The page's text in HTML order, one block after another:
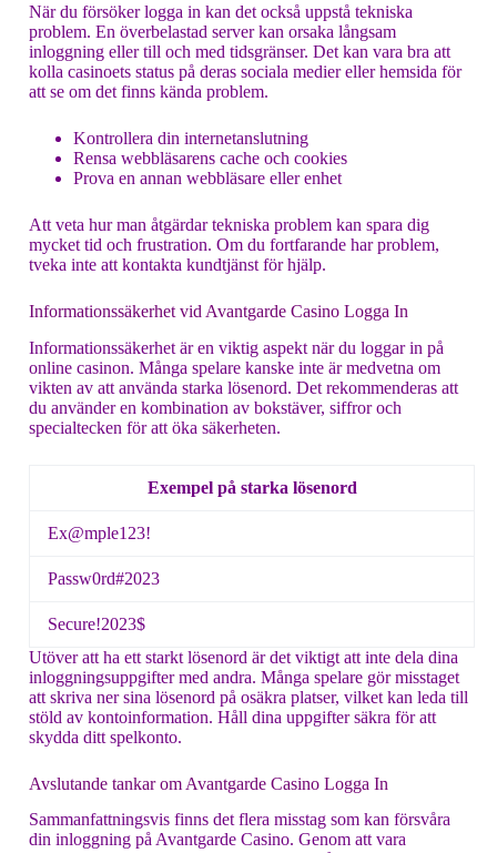
När du försöker logga in kan det också uppstå tekniska
problem. En överbelastad server kan orsaka långsam
inloggning eller till och med tidsgränser. Det kan vara bra att
kolla casinoets status på deras sociala medier eller hemsida för
att se om det finns kända problem.
Kontrollera din internetanslutning
Rensa webbläsarens cache och cookies
Prova en annan webbläsare eller enhet
Att veta hur man åtgärdar tekniska problem kan spara dig
mycket tid och frustration. Om du fortfarande har problem,
tveka inte att kontakta kundtjänst för hjälp.
Informationssäkerhet vid Avantgarde Casino Logga In
Informationssäkerhet är en viktig aspekt när du loggar in på
online casinon. Många spelare kanske inte är medvetna om
vikten av att använda starka lösenord. Det rekommenderas att
du använder en kombination av bokstäver, siffror och
specialtecken för att öka säkerheten.
Exempel på starka lösenord
Ex@mple123!
Passw0rd#2023
Secure!2023$
Utöver att ha ett starkt lösenord är det viktigt att inte dela dina
inloggningsuppgifter med andra. Många spelare gör misstaget
att skriva ner sina lösenord på osäkra platser, vilket kan leda till
stöld av kontoinformation. Håll dina uppgifter säkra för att
skydda ditt spelkonto.
Avslutande tankar om Avantgarde Casino Logga In
Sammanfattningsvis finns det flera misstag som kan försvåra
din inloggning på Avantgarde Casino. Genom att vara